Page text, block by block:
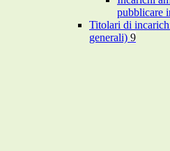
pubblicare
Titolari di
generali) 9